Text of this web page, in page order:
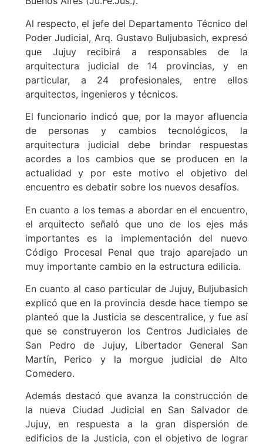
Al respecto, el jefe del Departamento Técnico del
Poder Judicial, Arq. Gustavo Buljubasich, expresó
que Jujuy recibirá a responsables de la
arquitectura judicial de 14 provincias, y en
particular, a 24 profesionales, entre ellos
arquitectos, ingenieros y técnicos.
El funcionario indicó que, por la mayor afluencia
de personas y cambios tecnológicos, la
arquitectura judicial debe brindar respuestas
acordes a los cambios que se producen en la
actualidad y por este motivo el objetivo del
encuentro es debatir sobre los nuevos desafíos.
En cuanto a los temas a abordar en el encuentro,
el arquitecto señaló que uno de los ejes más
importantes es la implementación del nuevo
Código Procesal Penal que trajo aparejado un
muy importante cambio en la estructura edilicia.
En cuanto al caso particular de Jujuy, Buljubasich
explicó que en la provincia desde hace tiempo se
planteó que la Justicia se descentralice, y fue así
que se construyeron los Centros Judiciales de
San Pedro de Jujuy, Libertador General San
Martín, Perico y la morgue judicial de Alto
Comedero.
Además destacó que avanza la construcción de
la nueva Ciudad Judicial en San Salvador de
Jujuy, en respuesta a la gran dispersión de
edificios de la Justicia, con el objetivo de lograr